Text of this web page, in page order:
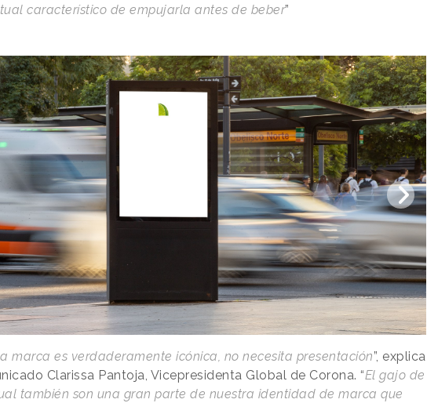
característico de empujarla antes de beber”
marca es verdaderamente icónica, no necesita presentación”, explica
Clarissa Pantoja, Vicepresidenta Global de Corona. “El gajo de
también son una gran parte de nuestra identidad de marca que